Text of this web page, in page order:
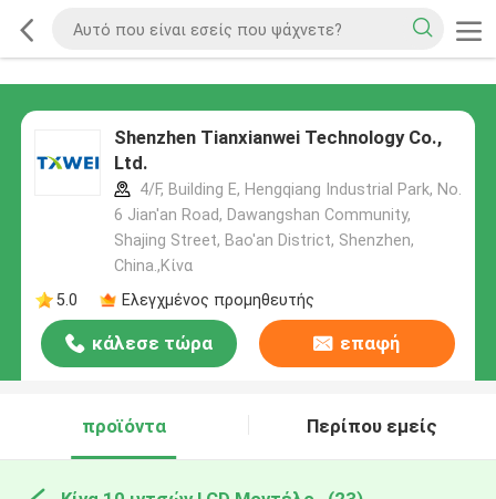
Shenzhen Tianxianwei Technology Co.,
Ltd.
4/F, Building E, Hengqiang Industrial Park, No.
6 Jian'an Road, Dawangshan Community,
Shajing Street, Bao'an District, Shenzhen,
China.,Κίνα
5.0
Ελεγχμένος προμηθευτής
κάλεσε τώρα επαφή
προϊόντα Περίπου εμείς